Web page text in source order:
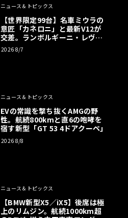
ニュース＆トピックス
【世界限定99台】名車ミウラの
意匠「カネロニ」と最新V12が
交差。ランボルギーニ・レヴエ
ルトに60周年記念車が登場
2026 8/7
ニュース＆トピックス
EVの常識を撃ち抜くAMGの野
性。航続800kmと直6の咆哮を
宿す新型「GT 53 4ドアクーペ」
2026 8/8
ニュース＆トピックス
【BMW新型X5／iX5】後席は極
上のリムジン。航続1000km超